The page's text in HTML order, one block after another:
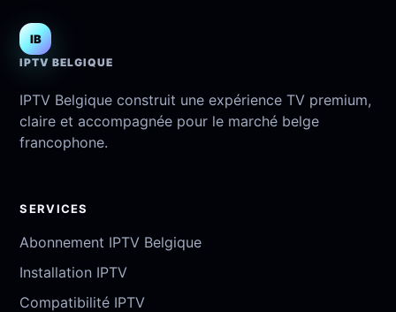
IB
IPTV BELGIQUE
IPTV Belgique construit une expérience TV premium,
claire et accompagnée pour le marché belge
francophone.
SERVICES
Abonnement IPTV Belgique
Installation IPTV
Compatibilité IPTV